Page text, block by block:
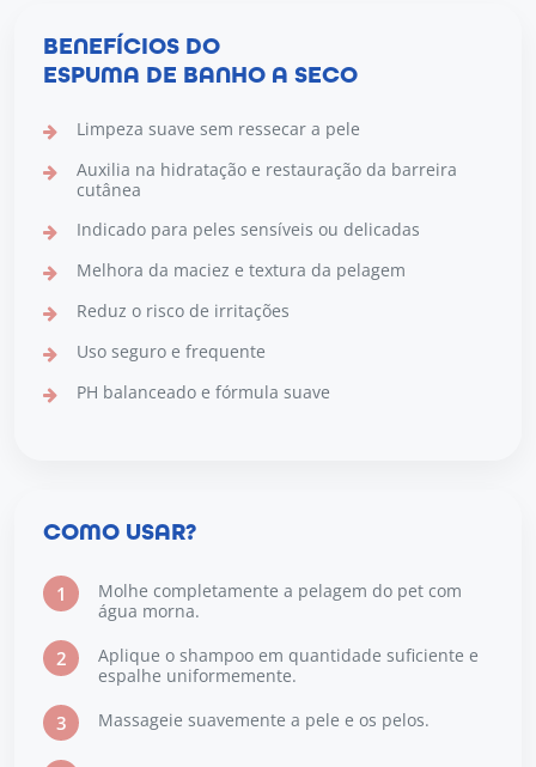
BENEFÍCIOS DO
ESPUMA DE BANHO A SECO
Limpeza suave sem ressecar a pele
Auxilia na hidratação e restauração da barreira
cutânea
Indicado para peles sensíveis ou delicadas
Melhora da maciez e textura da pelagem
Reduz o risco de irritações
Uso seguro e frequente
PH balanceado e fórmula suave
COMO USAR?
1
Molhe completamente a pelagem do pet com
água morna.
2
Aplique o shampoo em quantidade suficiente e
espalhe uniformemente.
3 Massageie suavemente a pele e os pelos.